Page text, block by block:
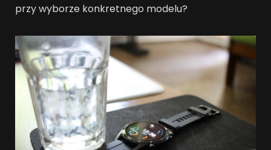
przy wyborze konkretnego modelu?